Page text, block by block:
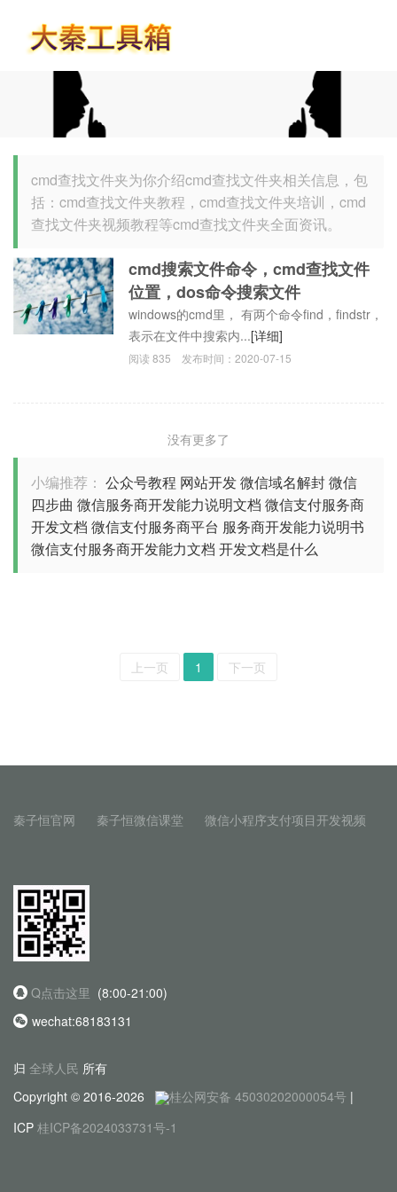
cmd查找文件夹为你介绍cmd查找文件夹相关信息，包
括：cmd查找文件夹教程，cmd查找文件夹培训，cmd
查找文件夹视频教程等cmd查找文件夹全面资讯。
cmd搜索文件命令，cmd查找文件
位置，dos命令搜索文件
windows的cmd里， 有两个命令find，findstr，
表示在文件中搜索内...[详细]
阅读835 发布时间：2020-07-15
没有更多了
小编推荐： 公众号教程 网站开发微信域名解封微信
四步曲 微信服务商开发能力说明文档 微信支付服务商
开发文档 微信支付服务商平台 服务商开发能力说明书
微信支付服务商开发能力文档 开发文档是什么
上一页 1 下一页
秦子恒官网 秦子恒微信课堂 微信小程序支付项目开发视频
Q点击这里 (8:00-21:00)
wechat:68183131
归 全球人民 所有
Copyright © 2016-2026
桂公网安备 45030202000054号 |
ICP 桂ICP备2024033731号-1